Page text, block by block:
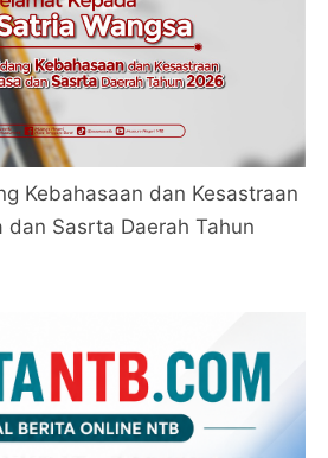
Kebahasaan dan Kesastraan
dan Sasrta Daerah Tahun